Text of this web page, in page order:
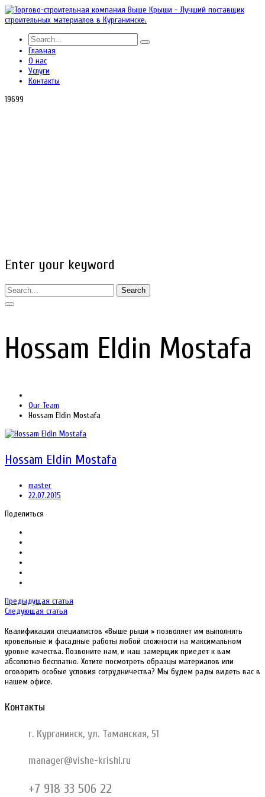
Главная
О нас
Услуги
Контакты
19699
Enter your keyword
Search
Hossam Eldin Mostafa
Our Team
Hossam Eldin Mostafa
Hossam Eldin Mostafa
master
22.07.2015
Поделиться
Предыдущая статья
Следующая статья
Квалификация специалистов «Выше рыши » позволяет им выполнять
кровельные и фасадные работы любой сложности на максимальном
уровне качества. Позвоните нам, и наш замерщик приедет к вам
абсолютно бесплатно. Хотите посмотреть образцы материалов или
оговорить особые условия сотрудничества? Мы будем рады видеть вас в
нашем офисе.
Контакты
г. Курганинск, ул. Таманская, 51
manager@vishe-krishi.ru
+7 918 33 506 22